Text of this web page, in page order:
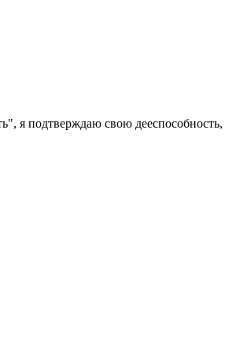
я подтверждаю свою